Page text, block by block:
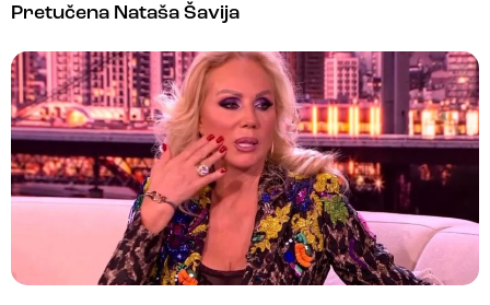
Pretučena Nataša Šavija